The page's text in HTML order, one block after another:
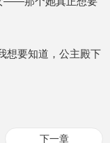
想要知道，公主殿下
下一章